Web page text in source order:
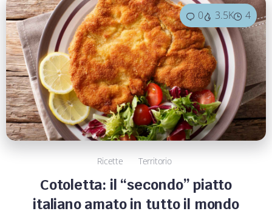
0 3.5K 4
Ricette Territorio
Cotoletta: il “secondo” piatto
italiano amato in tutto il mondo